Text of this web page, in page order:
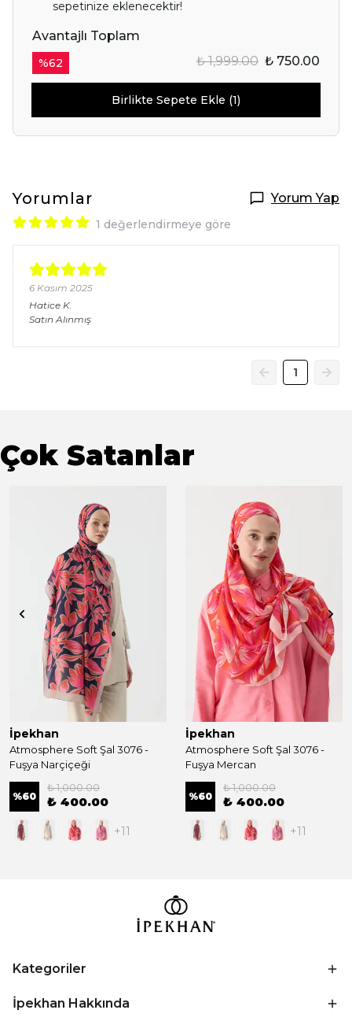
sepetinize eklenecektir!
Avantajlı Toplam
%62 ₺ 1,999.00 ₺ 750.00
Birlikte Sepete Ekle (1)
Yorumlar Yorum Yap
1 değerlendirmeye göre
6 Kasım 2025
Hatice K.
Satın Alınmış
1
Çok Satanlar
İpekhan
Atmosphere Soft Şal 3076 -
Fuşya Narçiçeği
%60
₺ 1,000.00
₺ 400.00
+11
İpekhan
Atmosphere Soft Şal 3076 -
Fuşya Mercan
%60
₺ 1,000.00
₺ 400.00
+11
Kategoriler
İpekhan Hakkında